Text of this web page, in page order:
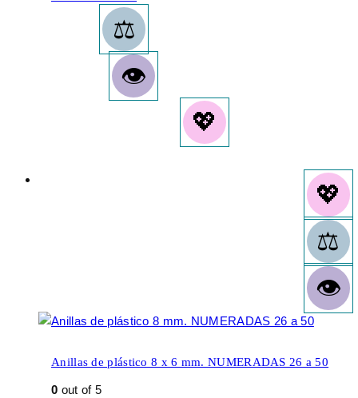
Anillas de plástico 8 x 6 mm. NUMERADAS 26 a 50
0 out of 5